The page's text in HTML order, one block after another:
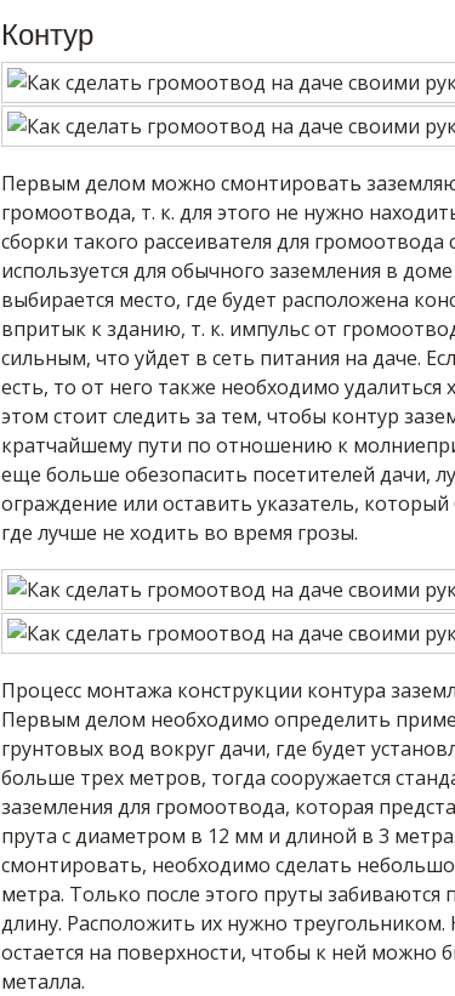
Контур
Первым делом можно смонтировать
громоотвода, т. к. для этого не нужно
сборки такого рассеивателя для громоотвода
используется для обычного заземления в
выбирается место, где будет расположена
впритык к зданию, т. к. импульс от
сильным, что уйдет в сеть питания на даче.
есть, то от него также необходимо
этом стоит следить за тем, чтобы контур
кратчайшему пути по отношению к
еще больше обезопасить посетителей дачи,
ограждение или оставить указатель,
где лучше не ходить во время грозы.
Процесс монтажа конструкции контура
Первым делом необходимо определить
грунтовых вод вокруг дачи, где будет
больше трех метров, тогда сооружается
заземления для громоотвода, которая
прута с диаметром в 12 мм и длиной в 3
смонтировать, необходимо сделать
метра. Только после этого пруты забиваются
длину. Расположить их нужно треугольником.
остается на поверхности, чтобы к ней можно
металла.